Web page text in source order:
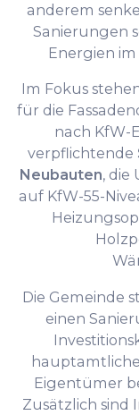
anderem
Sanierungen
Energien
Im Fokus
für die
nach KfW-
verpflichtende
Neubauten, die
auf KfW-55-
Die Gemeinde
einen
Eigentümer
Zusätzlich sind